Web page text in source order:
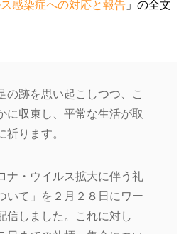
感染症への対応と報告 」の全文
の跡を思い起こしつつ、こ
に収束し、平常な生活が取
祈ります。
ナ・ウイルス拡大に伴う礼
いて」を２月２８日にワー
信しました。これに対し